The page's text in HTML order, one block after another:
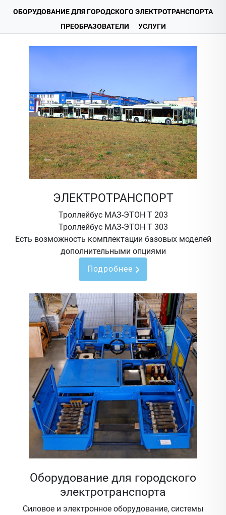
ОБОРУДОВАНИЕ ДЛЯ ГОРОДСКОГО ЭЛЕКТРОТРАНСПОРТА
ПРЕОБРАЗОВАТЕЛИ
УСЛУГИ
ЭЛЕКТРОТРАНСПОРТ
Троллейбус МАЗ-ЭТОН Т 203
Троллейбус МАЗ-ЭТОН Т 303
Есть возможность комплектации базовых моделей
дополнительными опциями
Подробнее
Оборудование для городского
электротранспорта
Силовое и электронное оборудование, системы